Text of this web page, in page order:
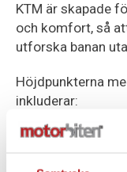
KTM är skapade
och komfort, så
utforska banan
Höjdpunkterna
inkluderar:
PERFORERADE